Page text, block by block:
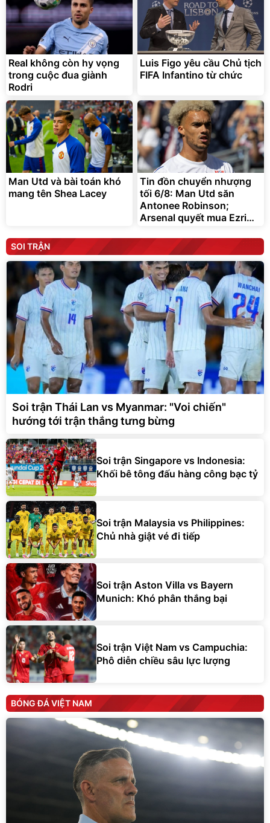
Real không còn hy vọng
trong cuộc đua giành
Rodri
Luis Figo yêu cầu Chủ tịch
FIFA Infantino từ chức
Man Utd và bài toán khó
mang tên Shea Lacey
Tin đồn chuyển nhượng
tối 6/8: Man Utd săn
Antonee Robinson;
Arsenal quyết mua Ezri
SOI TRẬN
Soi trận Thái Lan vs Myanmar: "Voi chiến"
hướng tới trận thắng tưng bừng
Soi trận Singapore vs Indonesia:
Khối bê tông đấu hàng công bạc tỷ
Soi trận Malaysia vs Philippines:
Chủ nhà giật vé đi tiếp
Soi trận Aston Villa vs Bayern
Munich: Khó phân thắng bại
Soi trận Việt Nam vs Campuchia:
Phô diễn chiều sâu lực lượng
BÓNG ĐÁ VIỆT NAM